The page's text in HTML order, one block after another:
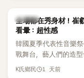
當錯愕。
K-POP
全場都在秀身材！崔
看暈：超性感
韓國夏季代表性音樂祭
戰舞台，藝人們的造
「Waterbomb女神」、
K氏鄉民 1 天前